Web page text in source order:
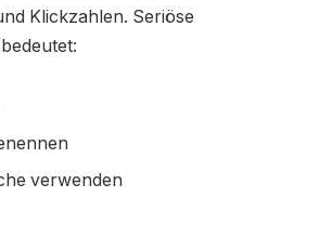
Klickzahlen. Seriöse
verwenden